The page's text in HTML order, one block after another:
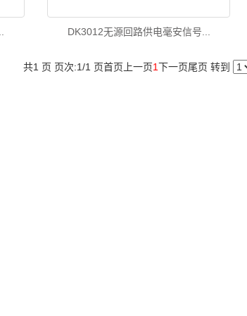
DK3012无源回路供电毫安信号...
共1 页 页次:1/1 页首页 上一页1下一页尾页 转到